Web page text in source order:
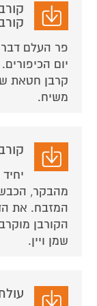
פר העלם דבר
יום
קרבן חטאת
משיח.
מהבקר,
המזבח. את
הקורבן
שמן ויין.